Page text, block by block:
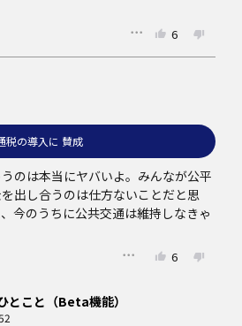
6
税の導入に 賛成
のは本当にヤバいよ。みんなが公平
出し合うのは仕方ないことだと思
今のうちに公共交通は維持しなきゃ
6
とこと（Beta機能）